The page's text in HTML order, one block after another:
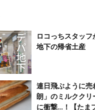
ロコっちスタッ
地下の帰省土産
連日飛ぶように
朗」のミルククリ
に衝撃…！【たま